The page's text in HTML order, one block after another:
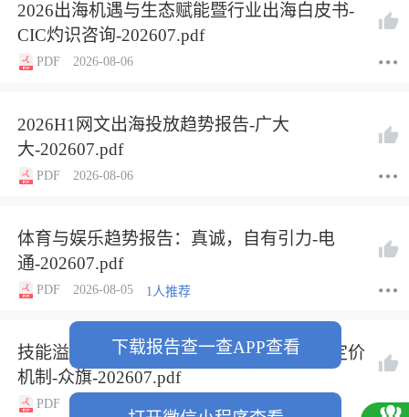
2026出海机遇与生态赋能暨行业出海白皮书-
CIC灼识咨询-202607.pdf
PDF 2026-08-06
2026H1网文出海投放趋势报告-广大
大-202607.pdf
PDF 2026-08-06
体育与娱乐趋势报告：真诚，自有引力-电
通-202607.pdf
PDF 2026-08-05 1人推荐
技能溢价的重估：AI时代真正稀缺能力的定价
机制-众旗-202607.pdf
PDF
下载报告查一查APP查看